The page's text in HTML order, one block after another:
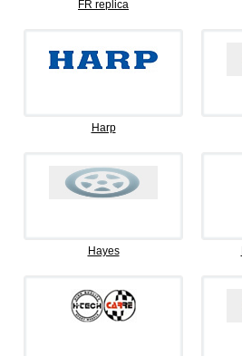
FR replica
Harp
Hayes